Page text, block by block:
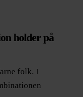
holder på
folk. I